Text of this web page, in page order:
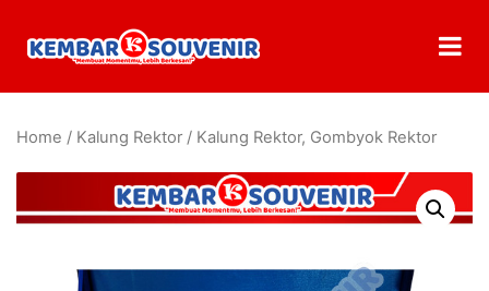
Home / Kalung Rektor / Kalung Rektor, Gombyok Rektor